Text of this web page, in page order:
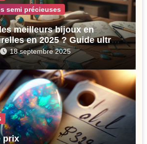
semi précieuses
meilleurs bijoux en
en 2025 ? Guide ultra-
choisir des pièces
et stylées
18 septembre 2025
prix